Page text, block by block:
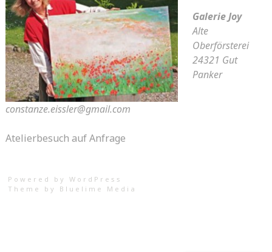
Galerie Joy
Alte
Oberförsterei
24321 Gut
Panker
constanze.eissler@gmail.com
Atelierbesuch auf Anfrage
Powered by WordPress
Theme by Bluelime Media